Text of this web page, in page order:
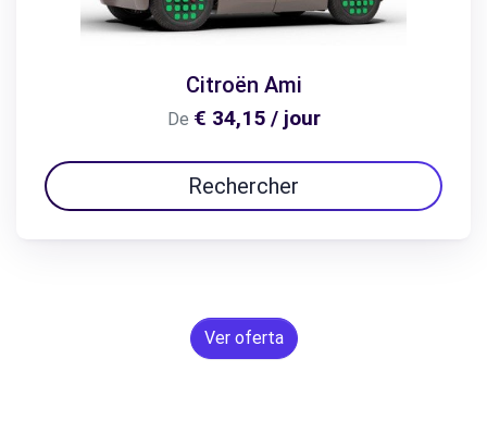
Citroën Ami
De € 34,15 / jour
Rechercher
Ver oferta